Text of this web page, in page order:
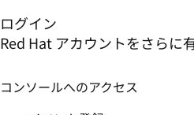
ログイン
Red Hat アカウントをさらに
コンソールへのアクセス